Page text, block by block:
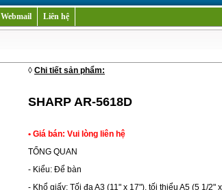
Webmail
Liên hệ
◊ Chi tiết sản phẩm:
SHARP AR-5618D
• Giá bán: Vui lòng liên hệ
TỔNG QUAN
- Kiểu: Để bàn
- Khổ giấy: Tối đa A3 (11" x 17"), tối thiểu A5 (5 1/2"